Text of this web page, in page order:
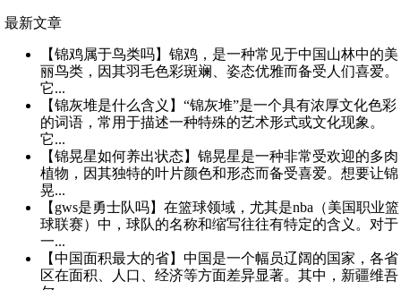
最新文章
【锦鸡属于鸟类吗】锦鸡，是一种常见于中国山林中的美
丽鸟类，因其羽毛色彩斑斓、姿态优雅而备受人们喜爱。
它...
【锦灰堆是什么含义】“锦灰堆”是一个具有浓厚文化色彩
的词语，常用于描述一种特殊的艺术形式或文化现象。
它...
【锦晃星如何养出状态】锦晃星是一种非常受欢迎的多肉
植物，因其独特的叶片颜色和形态而备受喜爱。想要让锦
晃...
【gws是勇士队吗】在篮球领域，尤其是nba（美国职业篮
球联赛）中，球队的名称和缩写往往有特定的含义。对于
一...
【中国面积最大的省】中国是一个幅员辽阔的国家，各省
区在面积、人口、经济等方面差异显著。其中，新疆维吾